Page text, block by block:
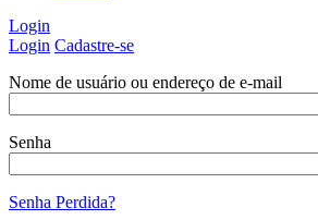
Login
Login Cadastre-se
Nome de usuário ou endereço de e-mail
Senha
Senha Perdida?